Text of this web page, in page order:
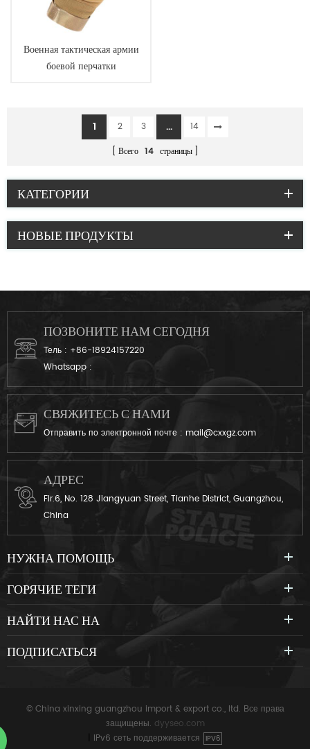
Военная тактическая армии
боевой перчатки
1 2 3 ...
14
Всего 14 страницы
КАТЕГОРИИ
НОВЫЕ ПРОДУКТЫ
ПОЗВОНИТЕ НАМ СЕГОДНЯ
Тель : +86-18924157220
Whatsapp :
СВЯЖИТЕСЬ С НАМИ
Отправить по электронной почте : mail@cxxgz.com
АДРЕС
Flr.6, No. 128 Jiangyuan Street, Tianhe District, Guangzhou,
China
НУЖНА ПОМОЩЬ
ГОРЯЧИЕ ТЕГИ
НАЙТИ НАС НА
ПОДПИСАТЬСЯ
© China xinxing guangzhou import & export co., ltd. Все права
защищены. dyyseo.com
IPv6 сеть поддерживается IPV6